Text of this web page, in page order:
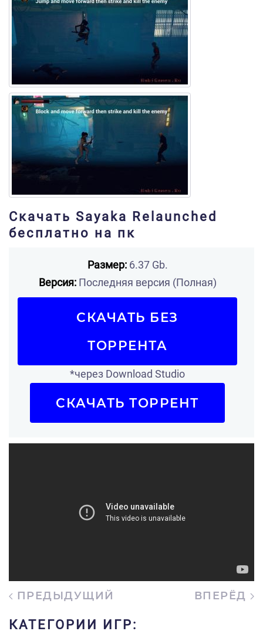
Скачать Sayaka Relaunched
бесплатно на пк
Размер:6.37 Gb.
Версия:Последняя версия (Полная)
СКАЧАТЬ БЕЗ
ТОРРЕНТА
*через Download Studio
СКАЧАТЬ ТОРРЕНТ
ПРЕДЫДУЩИЙ ВПЕРЁД
КАТЕГОРИИ ИГР: